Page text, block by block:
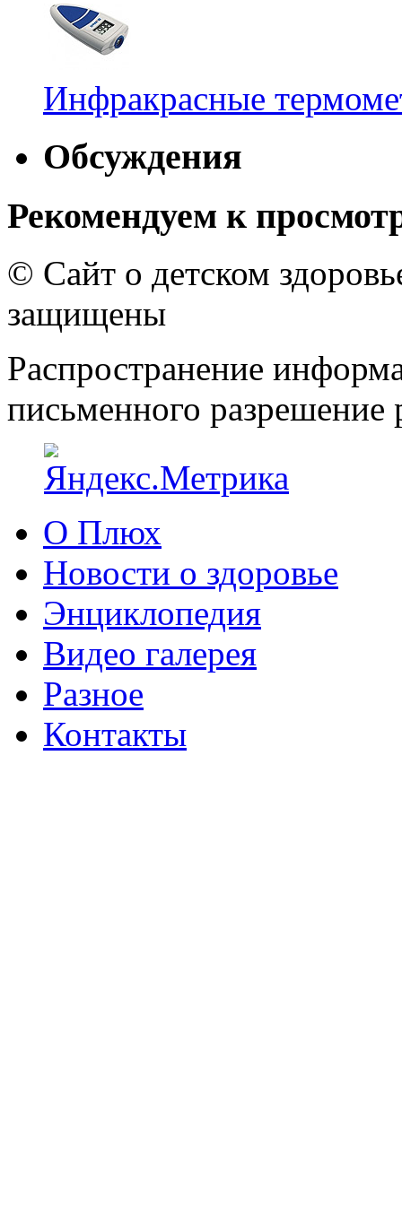
Инфракрасные
Обсуждения
Рекомендуем к
© Сайт о детском
защищены
Распространение
письменного разрешение
О Плюх
Новости о здоровье
Энциклопедия
Видео галерея
Разное
Контакты